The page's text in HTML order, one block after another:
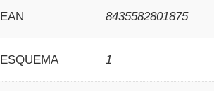
EAN 8435582801875
ESQUEMA 1